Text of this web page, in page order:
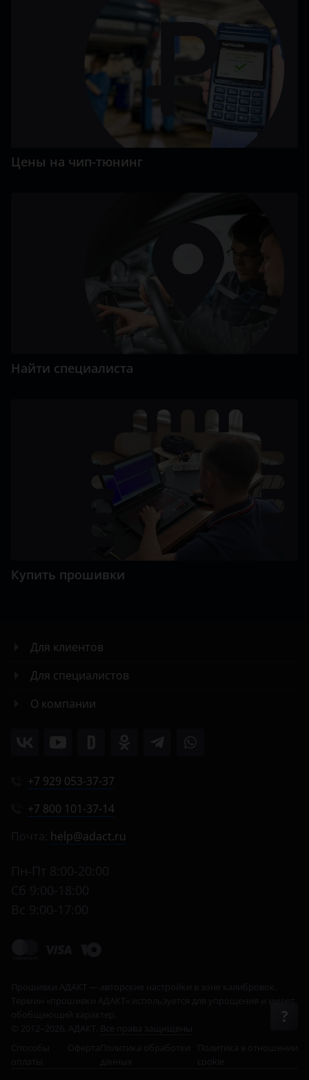
Цены на чип-тюнинг
Найти специалиста
Купить прошивки
Для клиентов
Для специалистов
О компании
+7 929 053-37-37
+7 800 101-37-14
help@adact.ru